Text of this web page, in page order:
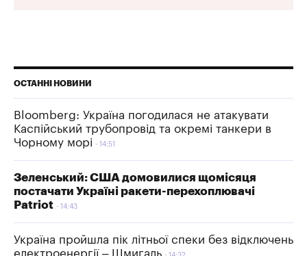
ОСТАННІ НОВИНИ
Bloomberg: Україна погодилася не атакувати
Каспійський трубопровід та окремі танкери в
Чорному морі
14:51
Зеленський: США домовилися щомісяця
постачати Україні ракети-перехоплювачі
Patriot
14:43
Україна пройшла пік літньої спеки без відключень
електроенергії – Шмигаль